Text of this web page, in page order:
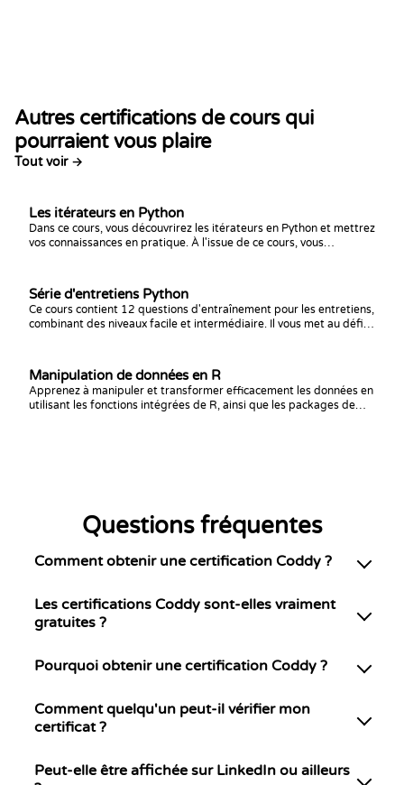
Autres certifications de cours qui
pourraient vous plaire
Tout voir →
Les itérateurs en Python
Dans ce cours, vous découvrirez les itérateurs en Python et mettrez
vos connaissances en pratique. À l'issue de ce cours, vous
Série d'entretiens Python
Ce cours contient 12 questions d'entraînement pour les entretiens,
combinant des niveaux facile et intermédiaire. Il vous met au défi
Manipulation de données en R
Apprenez à manipuler et transformer efficacement les données en
utilisant les fonctions intégrées de R, ainsi que les packages de
Questions fréquentes
Comment obtenir une certification Coddy ?
Les certifications Coddy sont-elles vraiment
gratuites ?
Pourquoi obtenir une certification Coddy ?
Comment quelqu'un peut-il vérifier mon
certificat ?
Peut-elle être affichée sur LinkedIn ou ailleurs